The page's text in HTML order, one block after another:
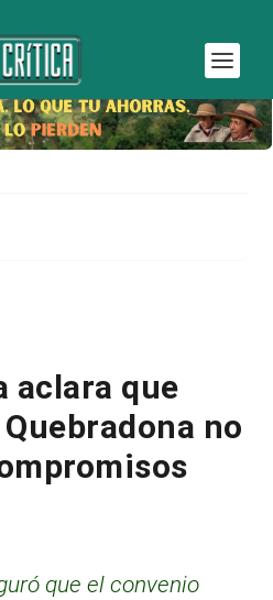
aclara que
no
que el convenio